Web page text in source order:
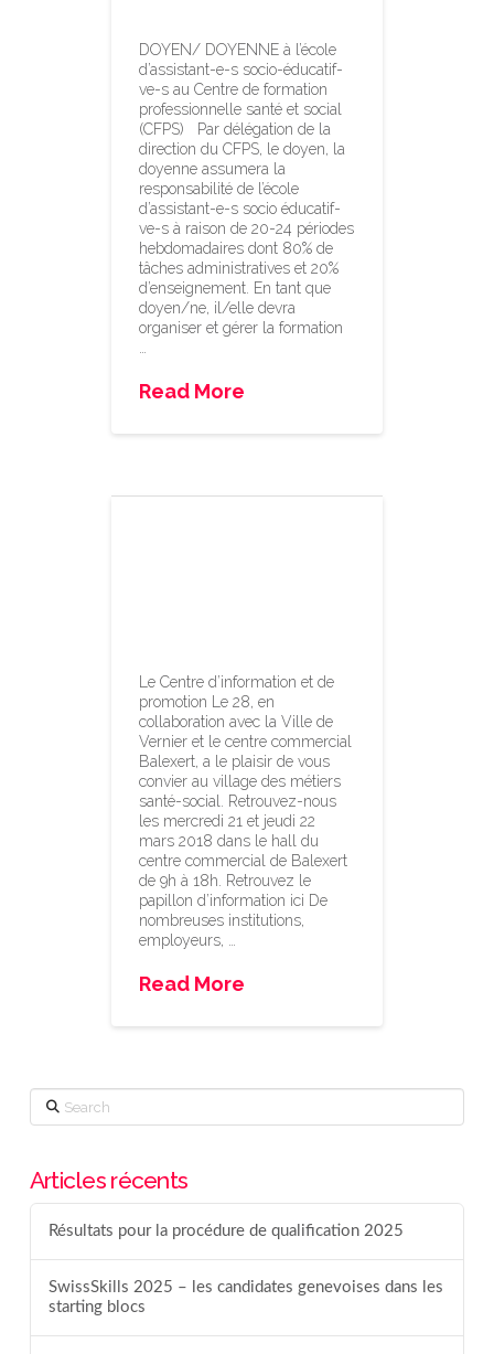
DOYEN/ DOYENNE à l’école
d’assistant-e-s socio-éducatif-
ve-s au Centre de formation
professionnelle santé et social
(CFPS) Par délégation de la
direction du CFPS, le doyen, la
doyenne assumera la
responsabilité de l’école
d’assistant-e-s socio­ éducatif-
ve-s à raison de 20-24 périodes
hebdomadaires dont 80% de
tâches administratives et 20%
d’enseignement. En tant que
doyen/ne, il/elle devra
organiser et gérer la formation
Read More
Le Centre d’information et de
promotion Le 28, en
collaboration avec la Ville de
Vernier et le centre commercial
Balexert, a le plaisir de vous
convier au village des métiers
santé-social. Retrouvez-nous
les mercredi 21 et jeudi 22
mars 2018 dans le hall du
centre commercial de Balexert
de 9h à 18h. Retrouvez le
papillon d’information ici De
nombreuses institutions,
employeurs, …
Read More
Search
Articles récents
Résultats pour la procédure de qualification 2025
SwissSkills 2025 – les candidates genevoises dans les
starting blocs